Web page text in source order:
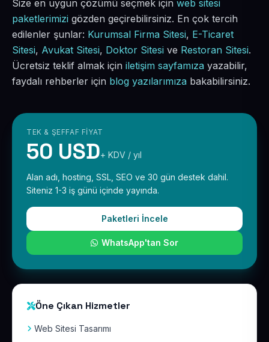
Size en uygun çözümü seçmek için web sitesi
paketlerimizi gözden geçirebilirsiniz. En çok tercih
edilenler şunlar: Kurumsal Firma Sitesi, E-Ticaret
Sitesi, Avukat Sitesi, Doktor Sitesi ve Restoran Sitesi.
Ücretsiz teklif almak için iletişim sayfamıza yazabilir,
faydalı rehberler için blog yazılarımıza bakabilirsiniz.
TEK & ŞEFFAF FIYAT
50 USD+ KDV / yıl
Alan adı, hosting, SSL, SEO ve 30 gün destek dahil.
Siteniz 1-3 iş günü içinde yayında.
Paketleri İncele
WhatsApp'tan Sor
Öne Çıkan Hizmetler
Web Sitesi Tasarımı